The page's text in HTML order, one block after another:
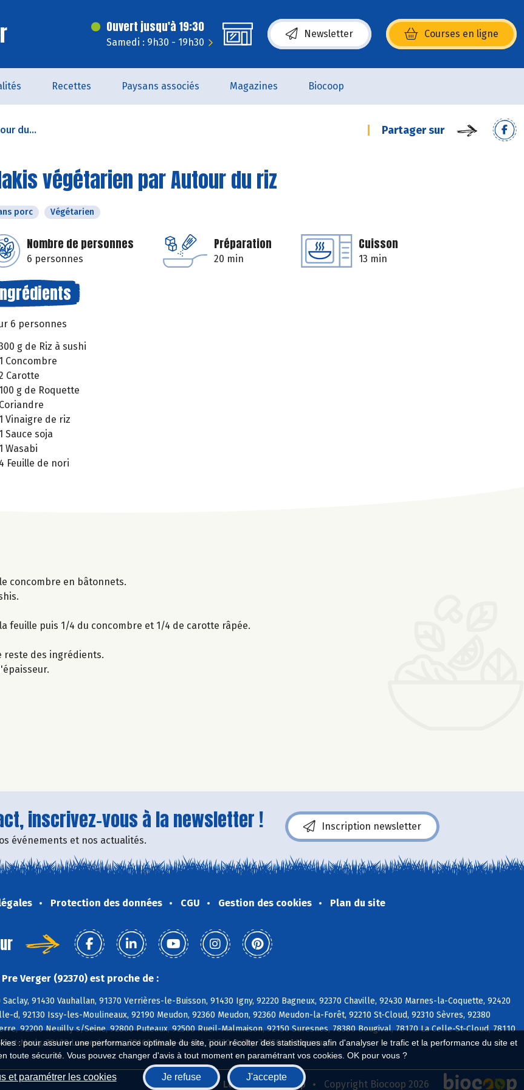
: pour assurer une performance optimale du site, pour récolter des statistiques afin d'analyser le trafic et la performance du site et
toute sécurité. Vous pouvez changer d'avis à tout moment en paramétrant vos cookies. OK pour vous ?
et paramétrer les cookies Je refuse J'accepte
Ouvert jusqu'à 19:30
Samedi : 9h30 - 19h30
Newsletter Courses en ligne
(s’ouvre dans une nouvelle fenêtre)
Recettes Paysans associés Magazines Biocoop
du... Partager sur
végétarien par Autour du riz
porc Végétarien
Nombre de personnes
6 personnes
Préparation
20 min
Cuisson
13 min
6 personnes
g de Riz à sushi
1 Concombre
Carotte
100 g de Roquette
Coriandre
1 Vinaigre de riz
1 Sauce soja
1 Wasabi
4 Feuille de nori
concombre en bâtonnets.
puis 1/4 du concombre et 1/4 de carotte râpée.
reste des ingrédients.
inscrivez-vous à la newsletter !
événements et nos actualités.
Inscription newsletter
Protection des données CGU Gestion des cookies Plan du site
Verger (92370) est proche de :
91430 Vauhallan, 91370 Verrières-le-Buisson, 91430 Igny, 92220 Bagneux, 92370 Chaville, 92430 Marnes-la-Coquette, 92420
d, 92130 Issy-les-Moulineaux, 92190 Meudon, 92360 Meudon, 92360 Meudon-la-Forêt, 92210 St-Cloud, 92310 Sèvres, 92380
92200 Neuilly s/Seine, 92800 Puteaux, 92500 Rueil-Malmaison, 92150 Suresnes, 78380 Bougival, 78170 La Celle-St-Cloud, 78110
Marly, 78430 Louveciennes, 78160 Marly-le-Roi, 78870 Bailly, 78150 Le Chesnay
Biocoop.fr Le réseau Biocoop Copyright Biocoop 2026